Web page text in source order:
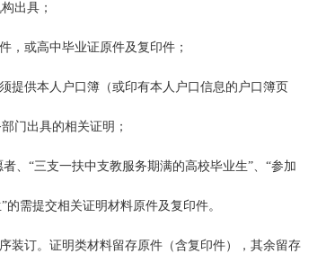
出具；
，或高中毕业证原件及复印件；
提供本人户口簿（或印有本人户口信息的户口簿页
门出具的相关证明；
、“三支一扶中支教服务期满的高校毕业生”、“参加
需提交相关证明材料原件及复印件。
装订。证明类材料留存原件（含复印件），其余留存